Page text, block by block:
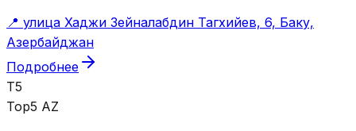
📍 улица Хаджи Зейналабдин Тагхийев, 6, Баку,
Азербайджан
Подробнее
T5
Top5 AZ